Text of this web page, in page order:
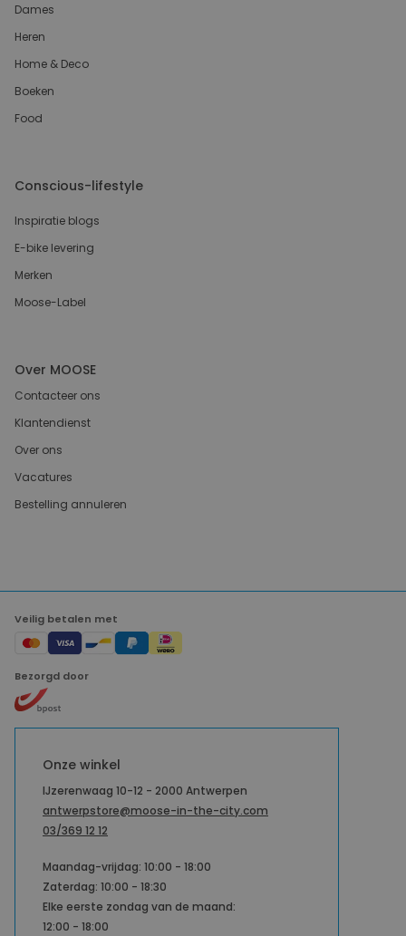
Dames
Heren
Home & Deco
Boeken
Food
Conscious-lifestyle
Inspiratie blogs
E-bike levering
Merken
Moose-Label
Over MOOSE
Contacteer ons
Klantendienst
Over ons
Vacatures
Bestelling annuleren
Veilig betalen met
Bezorgd door
Onze winkel
IJzerenwaag 10-12 - 2000 Antwerpen
antwerpstore@moose-in-the-city.com
03/369 12 12
Maandag-vrijdag: 10:00 - 18:00
Zaterdag: 10:00 - 18:30
Elke eerste zondag van de maand:
12:00 - 18:00